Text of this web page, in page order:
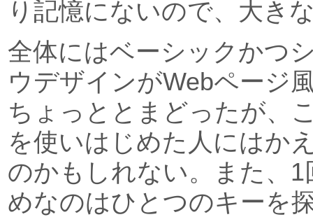
り記憶にないので、大き
全体にはベーシックかつ
ウデザインがWebページ
ちょっととまどったが、
を使いはじめた人にはか
のかもしれない。また、
めなのはひとつのキーを